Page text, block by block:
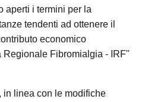
aperti i termini per la
tendenti ad ottenere il
economico
Regionale Fibromialgia - IRF"
in linea con le modifiche